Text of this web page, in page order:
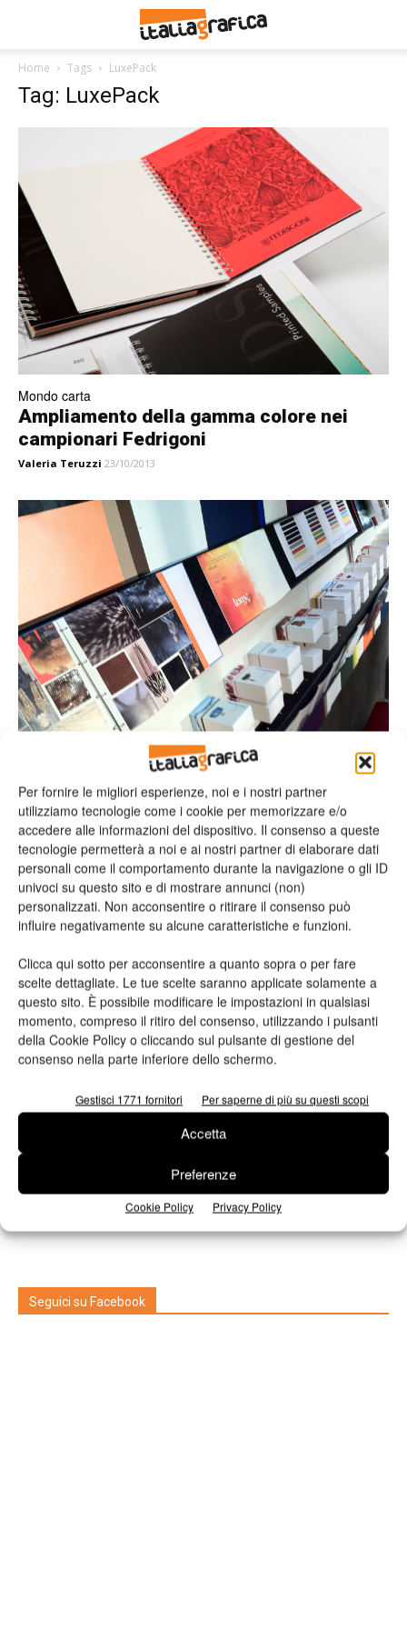
Per fornire le migliori esperienze, noi e i nostri partner
utilizziamo tecnologie come i cookie per memorizzare e/o
accedere alle informazioni del dispositivo. Il consenso a queste
tecnologie permetterà a noi e ai nostri partner di elaborare dati
personali come il comportamento durante la navigazione o gli ID
univoci su questo sito e di mostrare annunci (non)
personalizzati. Non acconsentire o ritirare il consenso può
influire negativamente su alcune caratteristiche e funzioni.
Clicca qui sotto per acconsentire a quanto sopra o per fare
scelte dettagliate. Le tue scelte saranno applicate solamente a
questo sito. È possibile modificare le impostazioni in qualsiasi
momento, compreso il ritiro del consenso, utilizzando i pulsanti
della Cookie Policy o cliccando sul pulsante di gestione del
consenso nella parte inferiore dello schermo.
Gestisci 1771 fornitori Per saperne di più su questi scopi
Accetta
Preferenze
Cookie Policy Privacy Policy
Home Tags LuxePack
Tag: LuxePack
Mondo carta
Ampliamento della gamma colore nei
campionari Fedrigoni
Valeria Teruzzi 23/10/2013
Carta&Eventi
Conoscere le carte speciali Cordenons
Redazione 03/07/2013
Leggi la rivista
n.1 - Maggio 2026
Edicola Web
Iscriviti alla newsletter
Seguici su Facebook